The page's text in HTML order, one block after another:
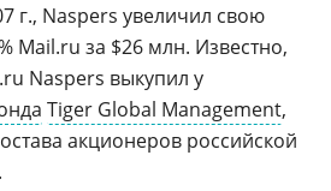
г., Naspers увеличил свою
Mail.ru за $26 млн. Известно,
Naspers выкупил у
Tiger Global Management,
акционеров российской